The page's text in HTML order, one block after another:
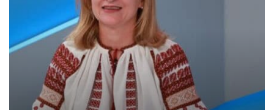
este
prevăzută